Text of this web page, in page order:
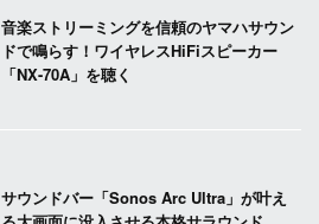
音楽ストリーミングを信頼のヤマハサウン
ドで鳴らす！ワイヤレスHiFiスピーカー
「NX-70A」を聴く
サウンドバー「Sonos Arc Ultra」が叶え